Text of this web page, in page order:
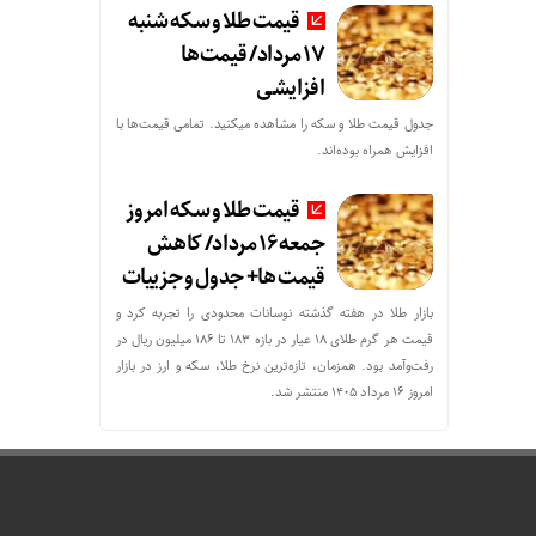
قیمت طلا و سکه شنبه
17 مرداد/ قیمت‌ها
افزایشی
جدول قیمت طلا و سکه را مشاهده میکنید. تمامی قیمت‌ها با
افزایش همراه بوده‌اند.
قیمت طلا و سکه امروز
جمعه ۱۶ مرداد/ کاهش
قیمت ها+ جدول و جزییات
بازار طلا در هفته گذشته نوسانات محدودی را تجربه کرد و
قیمت هر گرم طلای ۱۸ عیار در بازه ۱۸۳ تا ۱۸۶ میلیون ریال در
رفت‌وآمد بود. همزمان، تازه‌ترین نرخ طلا، سکه و ارز در بازار
امروز ۱۶ مرداد ۱۴۰۵ منتشر شد.